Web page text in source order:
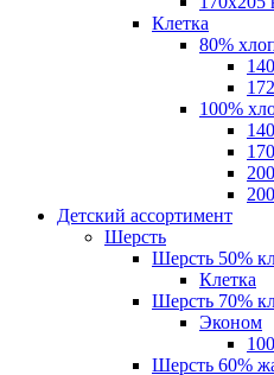
Клетка
80%
100%
Детский ассортимент
Шерсть
Шерсть 50%
Клетка
Шерсть 70%
Эконом
Шерсть 60%